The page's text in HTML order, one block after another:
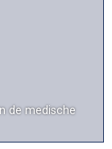
de medische